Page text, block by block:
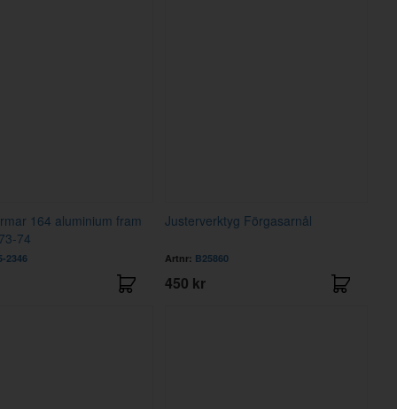
164 aluminium fram
74
2346
Justerverktyg Förgasarnål
Artnr: B25860
450 kr